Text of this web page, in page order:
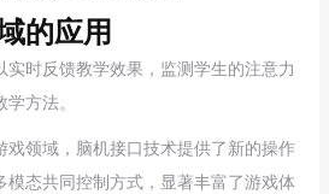
的应用
时反馈教学效果，监测学生的注意力
方法。
戏领域，脑机接口技术提供了新的操作
态共同控制方式，显著丰富了游戏体